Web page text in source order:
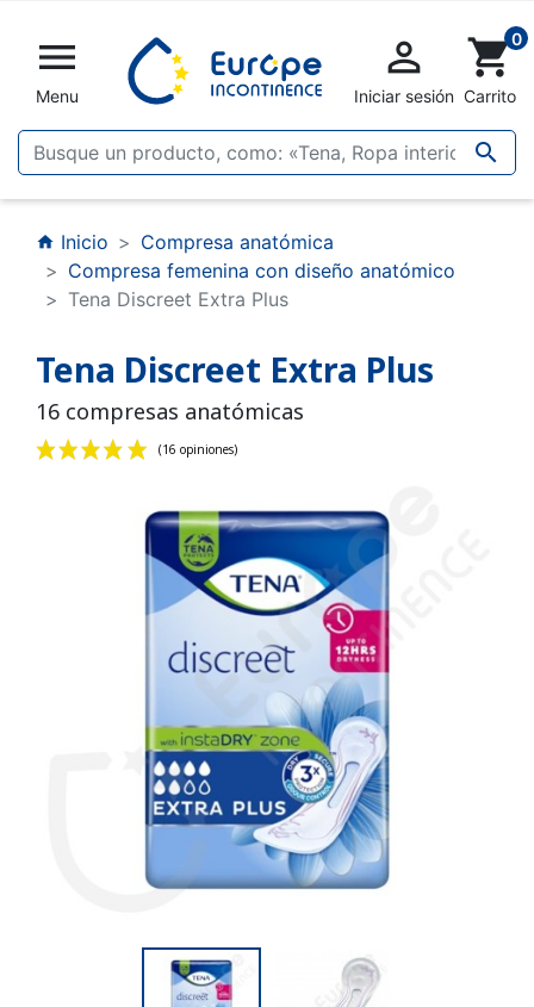

Menu


Iniciar sesión
shopping_cart0
Carrito
home Inicio
Compresa anatómica
Compresa femenina con diseño anatómico
Tena Discreet Extra Plus
Tena Discreet Extra Plus
16 compresas anatómicas
(16 opiniones)